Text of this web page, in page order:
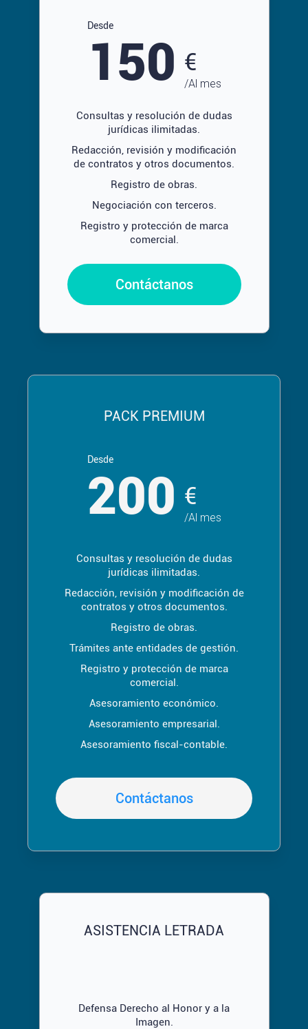
Desde
150 €
/Al mes
Consultas y resolución de dudas
jurídicas ilimitadas.
Redacción, revisión y modificación
de contratos y otros documentos.
Registro de obras.
Negociación con terceros.
Registro y protección de marca
comercial.
Contáctanos
PACK PREMIUM
Desde
200 €
/Al mes
Consultas y resolución de dudas
jurídicas ilimitadas.
Redacción, revisión y modificación de
contratos y otros documentos.
Registro de obras.
Trámites ante entidades de gestión.
Registro y protección de marca
comercial.
Asesoramiento económico.
Asesoramiento empresarial.
Asesoramiento fiscal-contable.
Contáctanos
ASISTENCIA LETRADA
Defensa Derecho al Honor y a la
Imagen.